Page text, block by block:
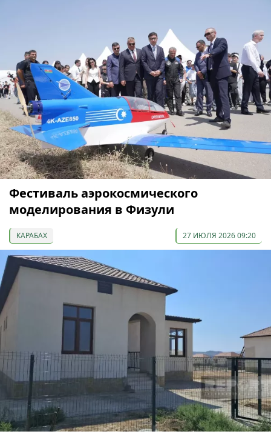
Фестиваль аэрокосмического
моделирования в Физули
КАРАБАХ 27 ИЮЛЯ 2026 09:20